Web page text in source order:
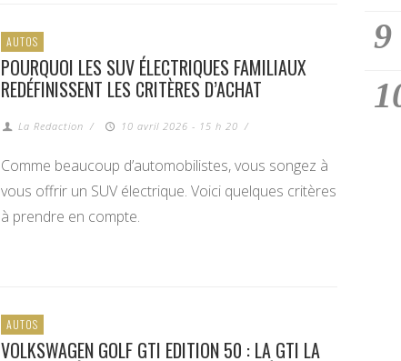
AUTOS
POURQUOI LES SUV ÉLECTRIQUES FAMILIAUX
REDÉFINISSENT LES CRITÈRES D’ACHAT
La Redaction / 10 avril 2026 - 15 h 20 /
Comme beaucoup d’automobilistes, vous songez à
vous offrir un SUV électrique. Voici quelques critères
à prendre en compte.
AUTOS
VOLKSWAGEN GOLF GTI EDITION 50 : LA GTI LA